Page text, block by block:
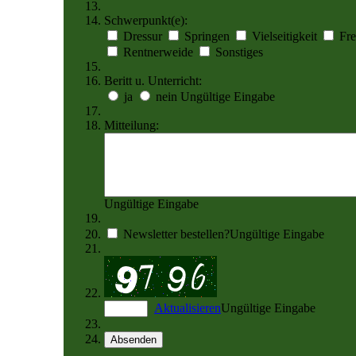
Schwerpunkt(e):
Dressur
Springen Vielseitigkeit
Rentnerweide
Sonstiges
Beritt u. Unterricht:
ja
nein Ungültige Eingabe
Mitteilung:
Ungültige Eingabe
Newsletter bestellen?Ungültige Eingabe
AktualisierenUngültige Eingabe